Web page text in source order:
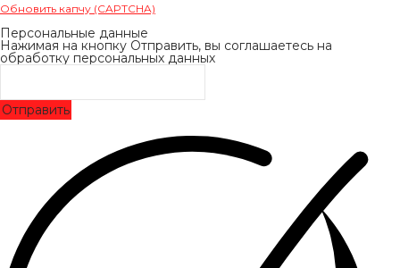
Обновить капчу (CAPTCHA)
Персональные данные
Нажимая на кнопку Отправить, вы соглашаетесь на
обработку персональных данных
Отправить